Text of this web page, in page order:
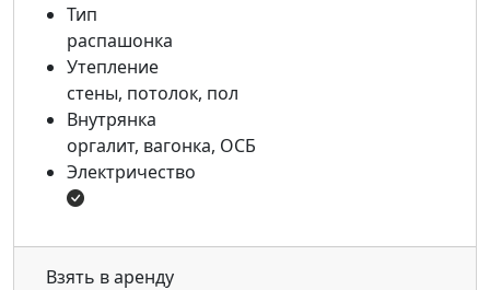
Тип
распашонка
Утепление
стены, потолок, пол
Внутрянка
оргалит, вагонка, ОСБ
Электричество
Взять в аренду